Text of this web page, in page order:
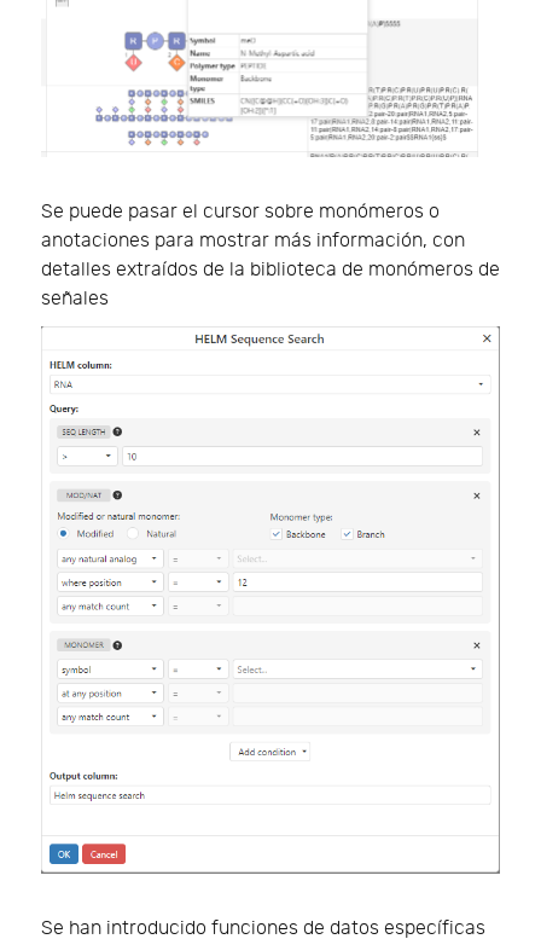
Se puede pasar el cursor sobre monómeros o
anotaciones para mostrar más información, con
detalles extraídos de la biblioteca de monómeros de
señales
Se han introducido funciones de datos específicas